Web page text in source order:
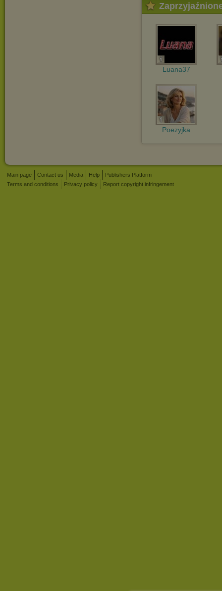
Luana37
Poezyjka
Main page Contact us Media Help
Publishers Platform
Terms and conditions
Privacy policy Report copyright infringement